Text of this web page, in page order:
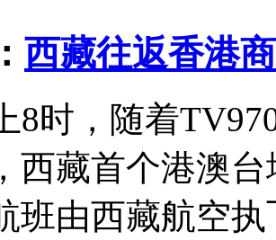
西藏往返香港
8时，随着
西藏首个港澳
班由西藏航空